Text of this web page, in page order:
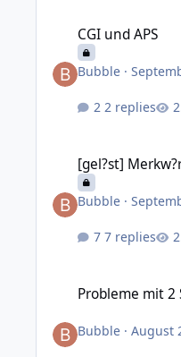
CGI und APS
Bubble ·
2 replies
[gel?st]
Bubble ·
7 replies
Probleme mit 2
Bubble ·August